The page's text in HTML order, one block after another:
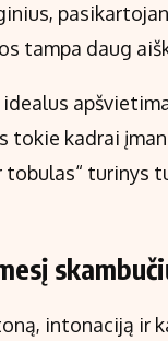
tampa daug
tokie kadrai
tobulas“ turinys
intonaciją ir